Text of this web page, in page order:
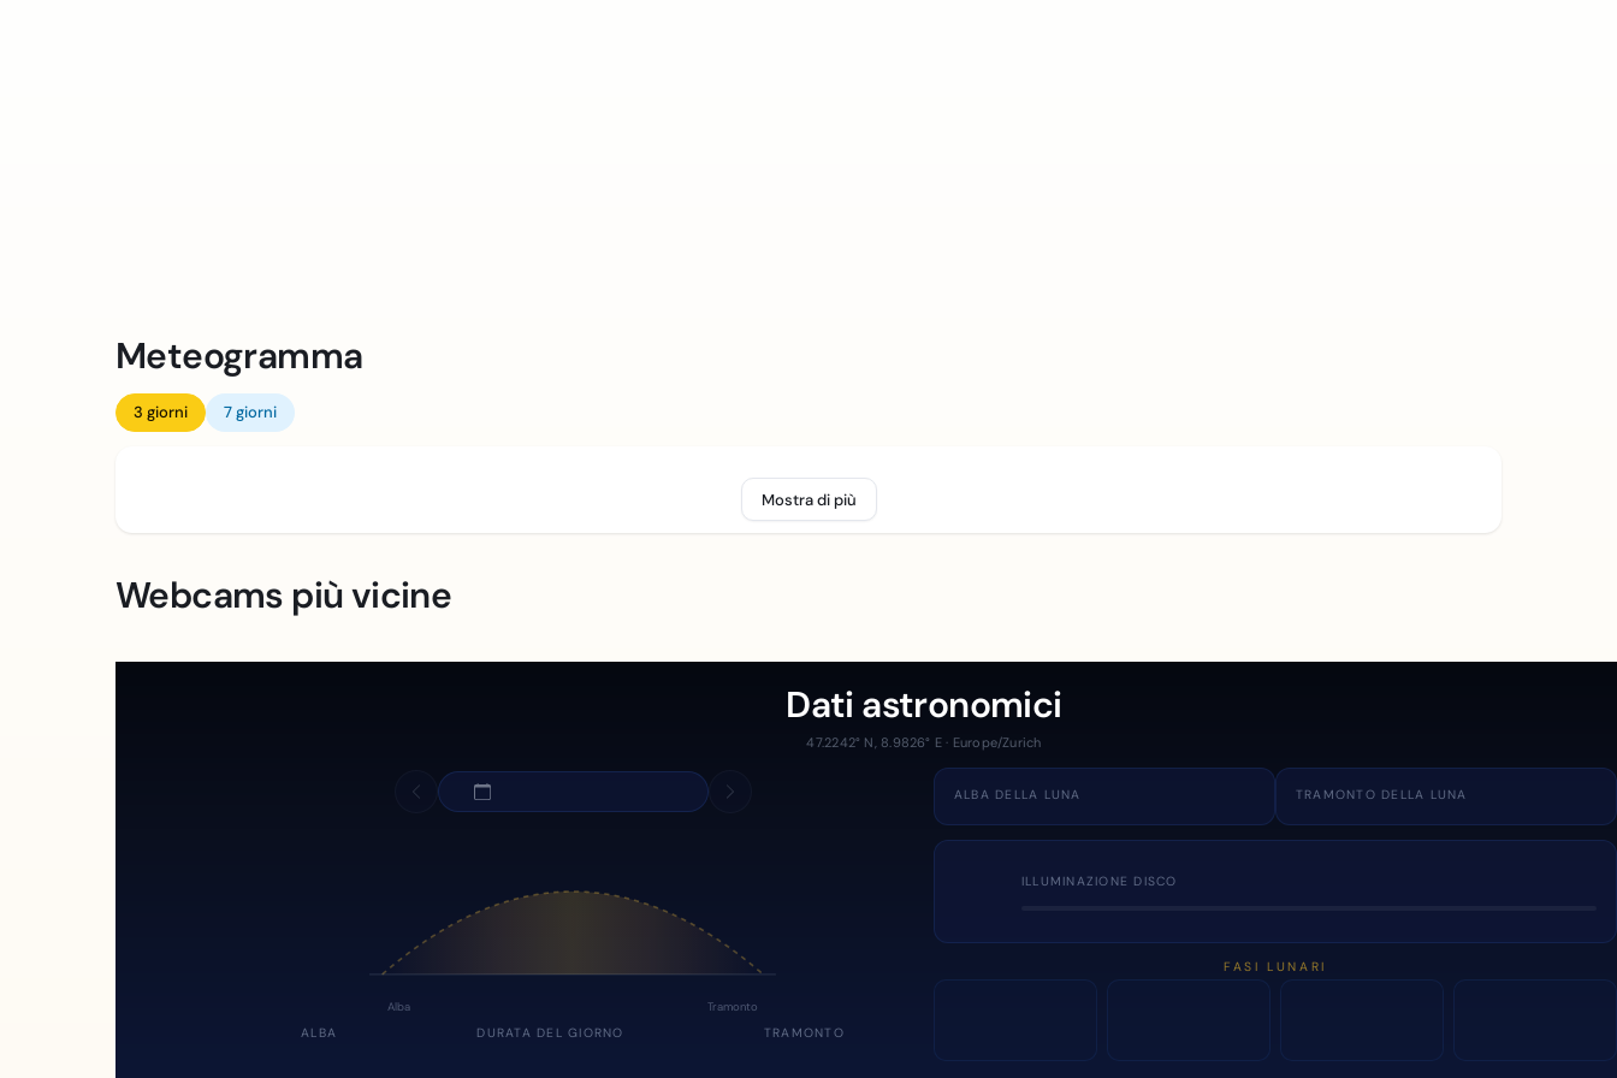
Meteogramma
3 giorni 7 giorni
Mostra di più
Webcams più vicine
Dati astronomici
47.2242° N, 8.9826° E · Europe/Zurich
Alba Tramonto
ALBA DURATA DEL GIORNO TRAMONTO
ALBA DELLA LUNA TRAMONTO DELLA LUNA
ILLUMINAZIONE DISCO
FASI LUNARI